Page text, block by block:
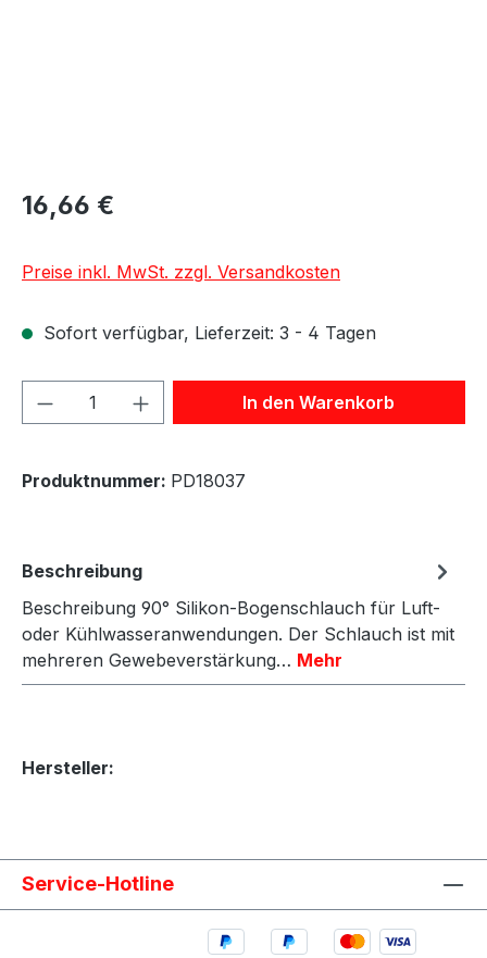
16,66 €
Preise inkl. MwSt. zzgl. Versandkosten
Sofort verfügbar, Lieferzeit: 3 - 4 Tagen
Produkt Anzahl: Gib denIn den Warenkorb
Produktnummer: PD18037
Beschreibung
Beschreibung 90° Silikon-Bogenschlauch für Luft-
oder Kühlwasseranwendungen. Der Schlauch ist mit
mehreren Gewebeverstärkung… Mehr
Hersteller:
Service-Hotline